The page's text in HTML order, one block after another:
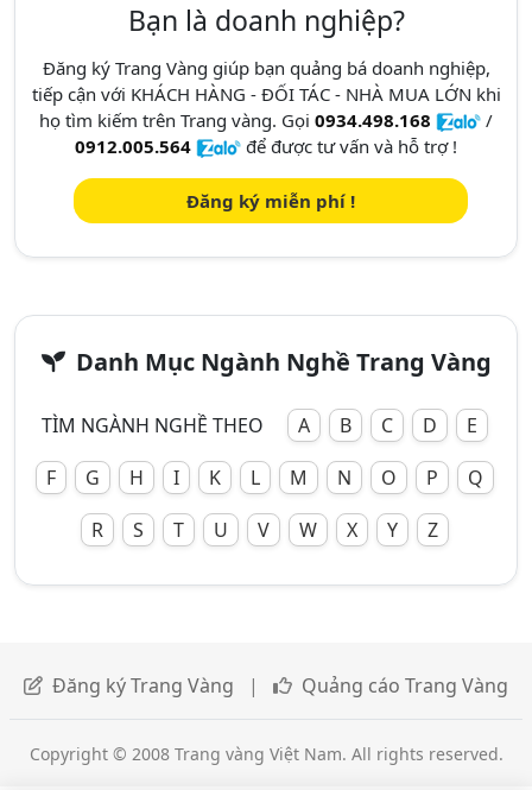
Bạn là doanh nghiệp?
Đăng ký Trang Vàng giúp bạn quảng bá doanh nghiệp,
tiếp cận với KHÁCH HÀNG - ĐỐI TÁC - NHÀ MUA LỚN khi
họ tìm kiếm trên Trang vàng. Gọi 0934.498.168
/
0912.005.564
để được tư vấn và hỗ trợ !
Đăng ký miễn phí !
Danh Mục Ngành Nghề Trang Vàng
TÌM NGÀNH NGHỀ THEO A B C D
E
F
G H I K L M N O P
Q
R
S T U V W X Y Z
Đăng ký Trang Vàng | Quảng cáo Trang Vàng
Copyright © 2008 Trang vàng Việt Nam. All rights reserved.